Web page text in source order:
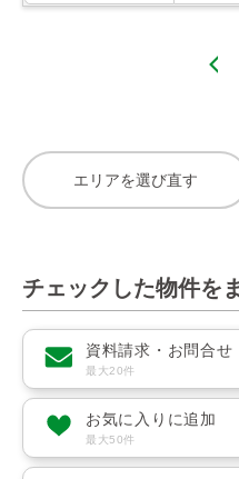
エリアを選び直す
チェックした物件を
資料請求・お問合せ
最大20件
お気に入りに追加
最大50件